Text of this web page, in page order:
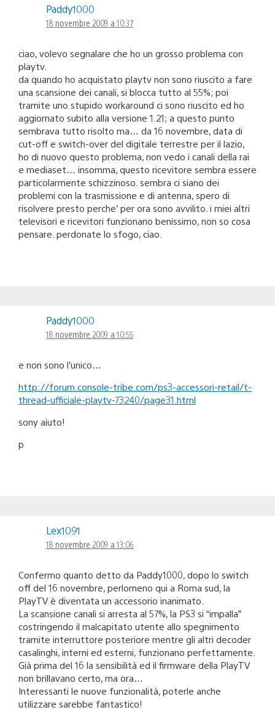
Paddy1000
18 novembre 2009 a 10:37
ciao, volevo segnalare che ho un grosso problema con
playtv.
da quando ho acquistato playtv non sono riuscito a fare
una scansione dei canali, si blocca tutto al 55%; poi
tramite uno stupido workaround ci sono riuscito ed ho
aggiornato subito alla versione 1.21; a questo punto
sembrava tutto risolto ma… da 16 novembre, data di
cut-off e switch-over del digitale terrestre per il lazio,
ho di nuovo questo problema, non vedo i canali della rai
e mediaset… insomma, questo ricevitore sembra essere
particolarmente schizzinoso. sembra ci siano dei
problemi con la trasmissione e di antenna, spero di
risolvere presto perche’ per ora sono avvilito. i miei altri
televisori e ricevitori funzionano benissimo, non so cosa
pensare. perdonate lo sfogo, ciao.
Paddy1000
18 novembre 2009 a 10:55
e non sono l’unico…
http://forum.console-tribe.com/ps3-accessori-retail/t-
thread-ufficiale-playtv-73240/page31.html
sony aiuto!
p
Lex1091
18 novembre 2009 a 13:06
Confermo quanto detto da Paddy1000, dopo lo switch
off del 16 novembre, perlomeno qui a Roma sud, la
PlayTV è diventata un accessorio inanimato.
La scansione canali si arresta al 57%, la PS3 si “impalla”
costringendo il malcapitato utente allo spegnimento
tramite interruttore posteriore mentre gli altri decoder
casalinghi, interni ed esterni, funzionano perfettamente.
Già prima del 16 la sensibilità ed il firmware della PlayTV
non brillavano certo, ma ora…
Interessanti le nuove funzionalità, poterle anche
utilizzare sarebbe fantastico!